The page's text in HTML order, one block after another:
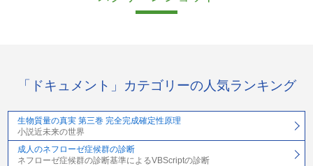
「ドキュメント」カテゴリーの人気ランキング
生物質量の真実 第三巻 完全完成確定性原理
小説近未来の世界
成人のネフローゼ症候群の診断
ネフローゼ症候群の診断基準によるVBScriptの診断